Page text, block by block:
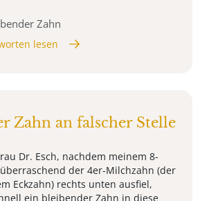
Zahn
lesen
Zahn an falscher Stelle
Dr. Esch, nachdem meinem 8-
der 4er-Milchzahn (der
Eckzahn) rechts unten ausfiel,
ein bleibender Zahn in diese